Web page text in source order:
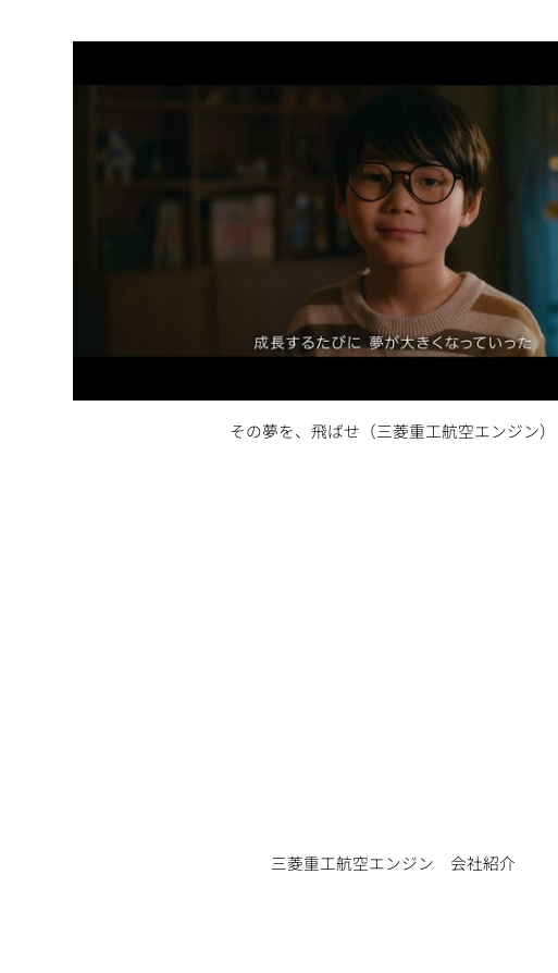
その夢を、飛ばせ（三菱重工航空エンジン）
三菱重工航空エンジン 会社紹介